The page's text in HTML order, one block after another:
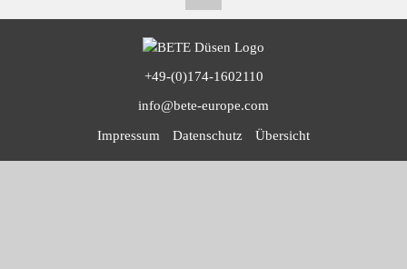
+49-(0)174-1602110
info@bete-europe.com
Navigation
Impressum Datenschutz Übersicht